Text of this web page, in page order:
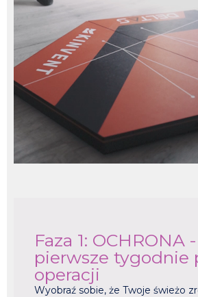
Faza 1: OCHRONA -
pierwsze tygodnie
operacji
Wyobraź sobie, że Twoje świeżo